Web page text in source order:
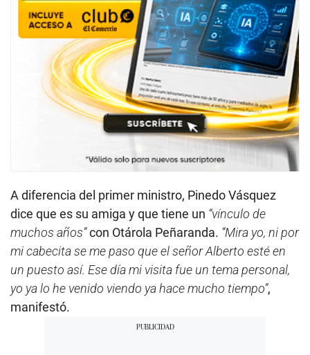
A diferencia del primer ministro, Pinedo Vásquez
dice que es su amiga y que tiene un “vínculo de
muchos años”con Otárola Peñaranda. “Mira yo, ni por
mi cabecita se me paso que el señor Alberto esté en
un puesto así. Ese día mi visita fue un tema personal,
yo ya lo he venido viendo ya hace mucho tiempo”,
manifestó.